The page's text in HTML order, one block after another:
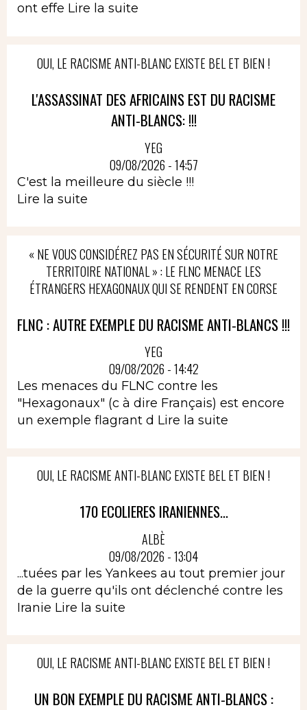
ont effe Lire la suite
OUI, LE RACISME ANTI-BLANC EXISTE BEL ET BIEN !
L'ASSASSINAT DES AFRICAINS EST DU RACISME
ANTI-BLANCS: !!!
YEG
09/08/2026 - 14:57
C'est la meilleure du siècle !!!
Lire la suite
« NE VOUS CONSIDÉREZ PAS EN SÉCURITÉ SUR NOTRE
TERRITOIRE NATIONAL » : LE FLNC MENACE LES
ÉTRANGERS HEXAGONAUX QUI SE RENDENT EN CORSE
FLNC : AUTRE EXEMPLE DU RACISME ANTI-BLANCS !!!
YEG
09/08/2026 - 14:42
Les menaces du FLNC contre les
"Hexagonaux" (c à dire Français) est encore
un exemple flagrant d Lire la suite
OUI, LE RACISME ANTI-BLANC EXISTE BEL ET BIEN !
170 ECOLIERES IRANIENNES...
ALBÈ
09/08/2026 - 13:04
...tuées par les Yankees au tout premier jour
de la guerre qu'ils ont déclenché contre les
Iranie Lire la suite
OUI, LE RACISME ANTI-BLANC EXISTE BEL ET BIEN !
UN BON EXEMPLE DU RACISME ANTI-BLANCS :